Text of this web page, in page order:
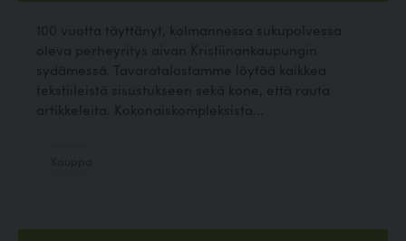
100 vuotta täyttänyt, kolmannessa sukupolvessa
oleva perheyritys aivan Kristiinankaupungin
sydämessä. Tavaratalostamme löytää kaikkea
tekstiileistä sisustukseen sekä kone, että rauta
artikkeleita. Kokonaiskompleksista...